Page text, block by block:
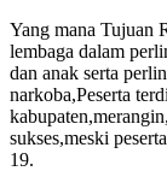
Yang mana Tujuan
lembaga dalam
dan anak serta
narkoba,Peserta
sukses,meski
19.